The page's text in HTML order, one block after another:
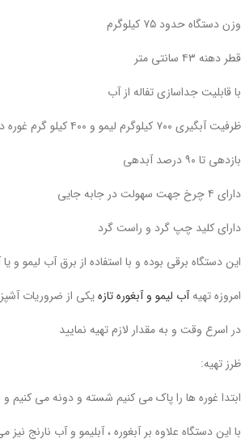
وزن دستگاه حدود ۷۵ کیلوگرم
قطر دهنه ۴۳ سانتی متر
با قابلیت جداسازی تفاله از آب
ظرفیت آبگیری ۷۰۰ کیلوگرم لیمو و ۴۰۰ کیلو گرم غوره در ساعت
بازدهی تا ۹۰ درصد آبدهی
دارای ۴ چرخ جهت سهولت در جابه جایی
دارای کلید چپ گرد و راست گرد
این دستگاه برقی بوده و با استفاده از برق آب لیمو و
امروزه تهیهآب لیمو و آبغوره تازهیکی از ضروریات آشپز
در اسرع وقت و به مقدار لازم تهیه نمایید
ظرز تهیه:
ابتدا غوره ها را پاک می کنیم شسته و دونه می
با این دستگاه علاوه بر آبغوره ، آبلیمو و آب نارنج